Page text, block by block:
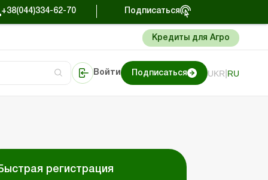
+38(044)334-62-70 Подписаться
Кредиты для Агро
Войти Подписаться UKR RU
регистрация